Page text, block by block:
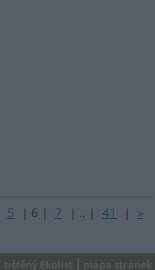
5 | 6 | 7 | .. | 41 | »
tištěný Ekolist mapa stránek